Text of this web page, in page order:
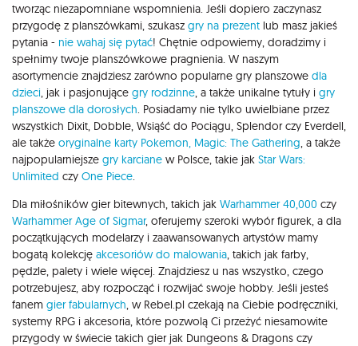
tworząc niezapomniane wspomnienia. Jeśli dopiero zaczynasz
przygodę z planszówkami, szukasz gry na prezent lub masz jakieś
pytania - nie wahaj się pytać! Chętnie odpowiemy, doradzimy i
spełnimy twoje planszówkowe pragnienia. W naszym
asortymencie znajdziesz zarówno popularne gry planszowe dla
dzieci, jak i pasjonujące gry rodzinne, a także unikalne tytuły i gry
planszowe dla dorosłych. Posiadamy nie tylko uwielbiane przez
wszystkich Dixit, Dobble, Wsiąść do Pociągu, Splendor czy Everdell,
ale także oryginalne karty Pokemon, Magic: The Gathering, a także
najpopularniejsze gry karciane w Polsce, takie jak Star Wars:
Unlimited czy One Piece.
Dla miłośników gier bitewnych, takich jak Warhammer 40,000 czy
Warhammer Age of Sigmar, oferujemy szeroki wybór figurek, a dla
początkujących modelarzy i zaawansowanych artystów mamy
bogatą kolekcję akcesoriów do malowania, takich jak farby,
pędzle, palety i wiele więcej. Znajdziesz u nas wszystko, czego
potrzebujesz, aby rozpocząć i rozwijać swoje hobby. Jeśli jesteś
fanem gier fabularnych, w Rebel.pl czekają na Ciebie podręczniki,
systemy RPG i akcesoria, które pozwolą Ci przeżyć niesamowite
przygody w świecie takich gier jak Dungeons & Dragons czy